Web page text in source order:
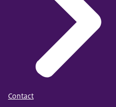
Contact